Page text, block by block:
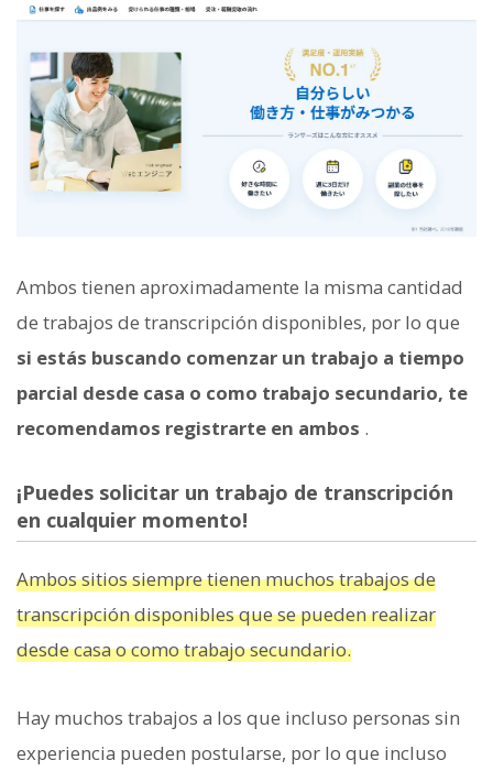
Ambos tienen aproximadamente la misma cantidad
de trabajos de transcripción disponibles, por lo que
si estás buscando comenzar un trabajo a tiempo
parcial desde casa o como trabajo secundario, te
recomendamos registrarte en ambos .
¡Puedes solicitar un trabajo de transcripción
en cualquier momento!
Ambos sitios siempre tienen muchos trabajos de
transcripción disponibles que se pueden realizar
desde casa o como trabajo secundario.
Hay muchos trabajos a los que incluso personas sin
experiencia pueden postularse, por lo que incluso